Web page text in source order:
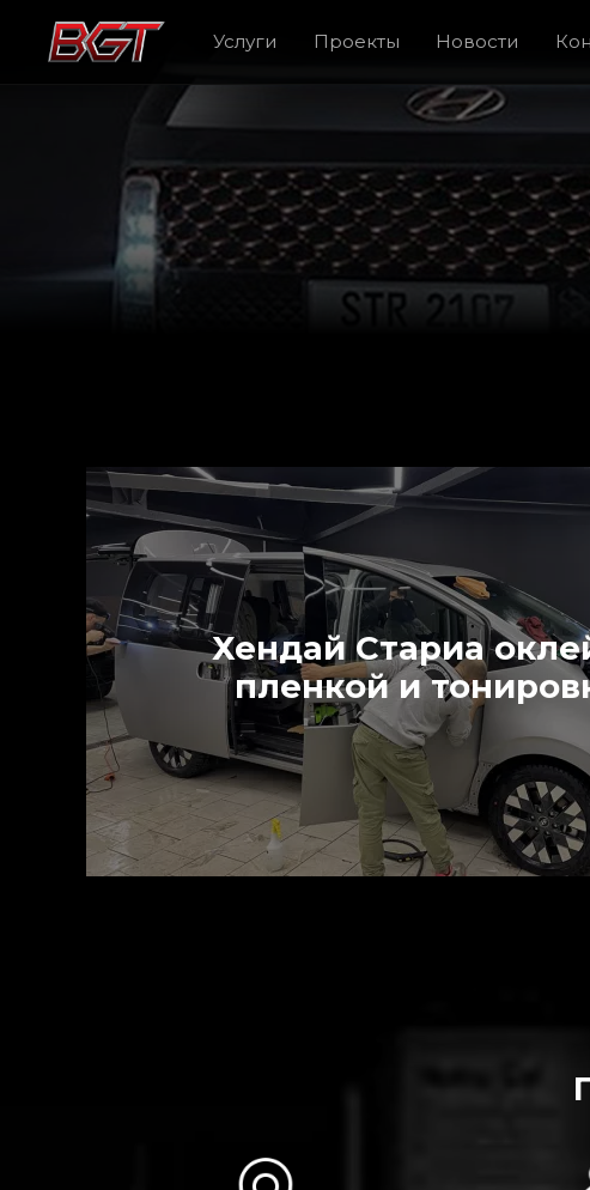
Услуги Проекты Новости
Хендай Стариа
пленкой и